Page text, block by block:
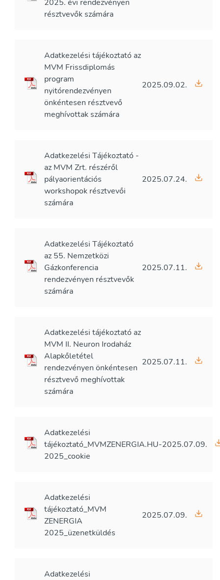
2025. évi rendezvényen
résztvevők számára
Adatkezelési tájékoztató az
MVM Frissdiplomás
program
nyitórendezvényen
önkéntesen résztvevő
meghívottak számára
2025.09.02.
Adatkezelési Tájékoztató -
az MVM Zrt. részéről
pályaorientációs
workshopok résztvevői
számára
2025.07.24.
Adatkezelési Tájékoztató
az 55. Nemzetközi
Gázkonferencia
rendezvényen résztvevők
számára
2025.07.11.
Adatkezelési tájékoztató az
MVM II. Neuron Irodaház
Alapkőletétel
rendezvényen önkéntesen
résztvevő meghívottak
számára
2025.07.11.
Adatkezelési
tájékoztató_MVMZENERGIA.HU-
2025_cookie
2025.07.09.
Adatkezelési
tájékoztató_MVM
ZENERGIA
2025_üzenetküldés
2025.07.09.
Adatkezelési